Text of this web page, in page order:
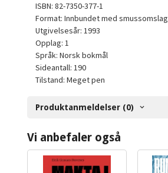
ISBN: 82-7350-377-1
Format: Innbundet med smussomslag
Utgivelsesår: 1993
Opplag: 1
Språk: Norsk bokmål
Sideantall: 190
Tilstand: Meget pen
Produktanmeldelser (0)
Vi anbefaler også